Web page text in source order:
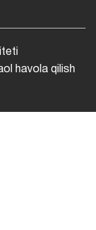
havola qilish